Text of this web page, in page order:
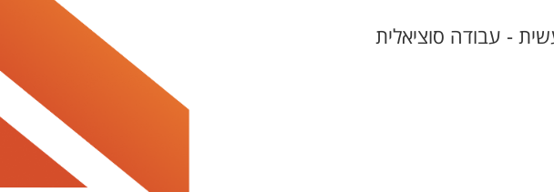
- עבודה סוציאלית